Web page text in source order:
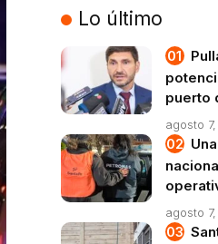
Lo último
puerto
agosto
agosto